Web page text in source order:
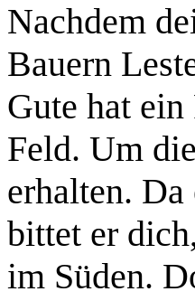
Nachdem
Bauern
Gute hat
Feld. Um
erhalten.
bittet er
im Süden.